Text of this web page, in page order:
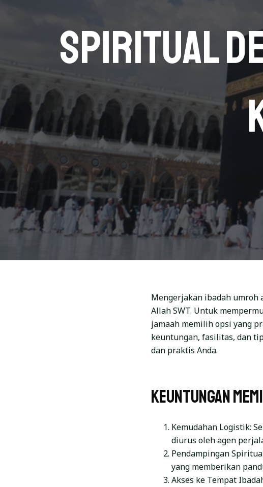
Spiritual
Mengerjakan ibadah umroh
Allah SWT. Untuk
jamaah memilih opsi yang
keuntungan, fasilitas, dan
dan praktis Anda.
Keuntungan
Kemudahan Logistik:
diurus oleh agen
Pendampingan
yang memberikan
Akses ke Tempat